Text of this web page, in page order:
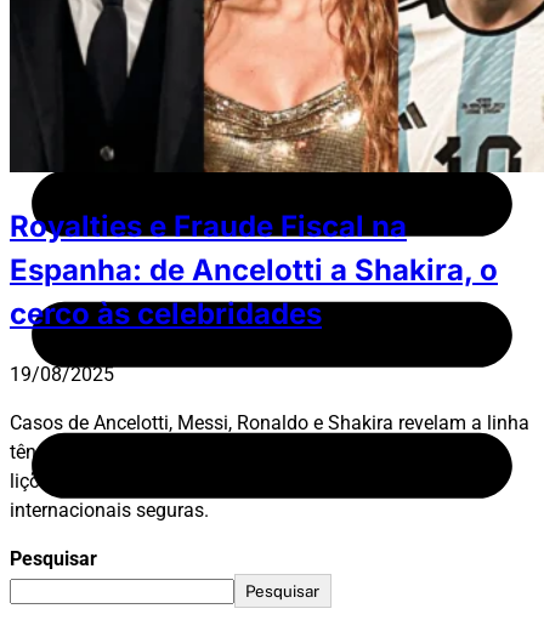
Fale Conosco
Royalties e Fraude Fiscal na
Espanha: de Ancelotti a Shakira, o
cerco às celebridades
19/08/2025
Casos de Ancelotti, Messi, Ronaldo e Shakira revelam a linha
tênue entre planejamento tributário e evasão. Entenda as
lições jurídicas e saiba como se proteger com estratégias
internacionais seguras.
Pesquisar
Pesquisar